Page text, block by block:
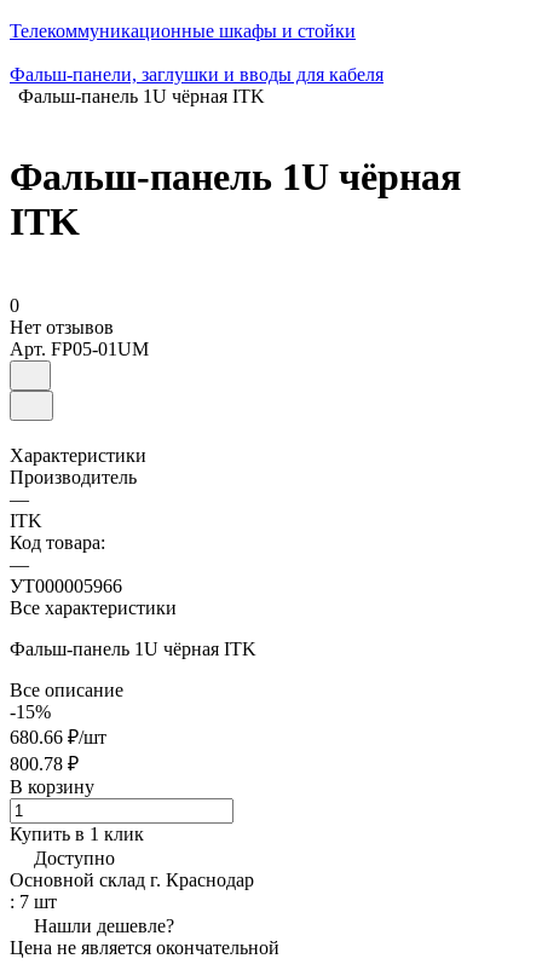
Телекоммуникационные шкафы и стойки
Фальш-панели, заглушки и вводы для кабеля
Фальш-панель 1U чёрная ITK
Фальш-панель 1U чёрная
ITK
0
Нет отзывов
Арт. FP05-01UM
Характеристики
Производитель
—
ITK
Код товара:
—
УТ000005966
Все характеристики
Фальш-панель 1U чёрная ITK
Все описание
-15%
680.66 ₽/шт
800.78 ₽
В корзину
Купить в 1 клик
Доступно
Основной склад г. Краснодар
: 7 шт
Нашли дешевле?
Цена не является окончательной